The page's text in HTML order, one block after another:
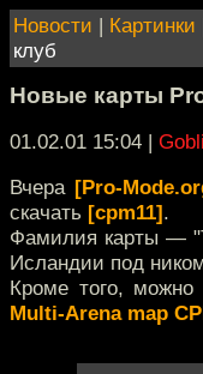
Новости | Картинки
клуб
Новые карты
01.02.01 15:04 |
Вчера [Pro-
скачать [cpm11].
Фамилия карты —
Исландии под
Кроме того, можно
Multi-Arena map